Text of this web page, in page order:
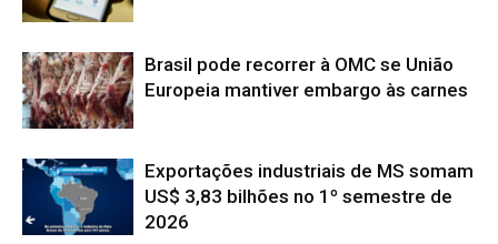
Brasil pode recorrer à OMC se União
Europeia mantiver embargo às carnes
Exportações industriais de MS somam
US$ 3,83 bilhões no 1º semestre de
2026